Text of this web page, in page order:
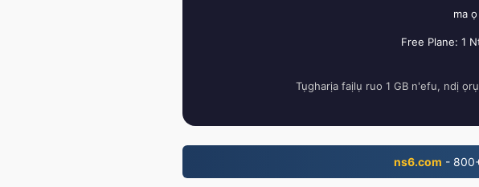
ma
Free Plane: 1
Tụgharịa faịlụ ruo 1 GB n'efu, ndị
ns6.com -